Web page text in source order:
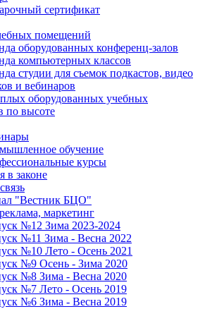
сертификат
помещений
оборудованных конференц-залов
компьютерных классов
студии для съемок подкастов, видео
и вебинаров
оборудованных учебных
по высоте
обучение
курсы
в законе
"Вестник БЦО"
маркетинг
№12 Зима 2023-2024
№11 Зима - Весна 2022
№10 Лето - Осень 2021
№9 Осень - Зима 2020
№8 Зима - Весна 2020
№7 Лето - Осень 2019
№6 Зима - Весна 2019